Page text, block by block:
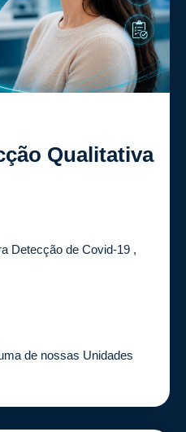
Qualitativa
Detecção de Covid-19 ,
de nossas Unidades